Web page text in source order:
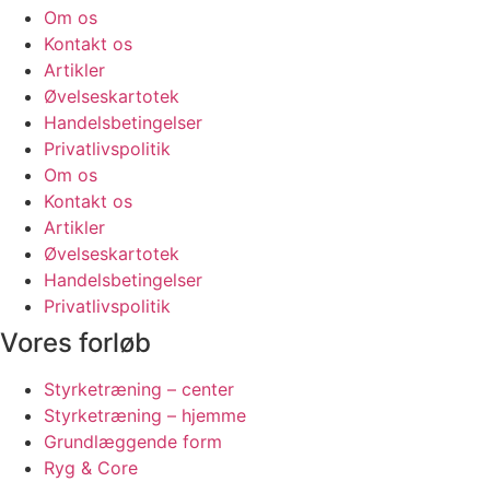
Om os
Kontakt os
Artikler
Øvelseskartotek
Handelsbetingelser
Privatlivspolitik
Om os
Kontakt os
Artikler
Øvelseskartotek
Handelsbetingelser
Privatlivspolitik
Vores forløb
Styrketræning – center
Styrketræning – hjemme
Grundlæggende form
Ryg & Core